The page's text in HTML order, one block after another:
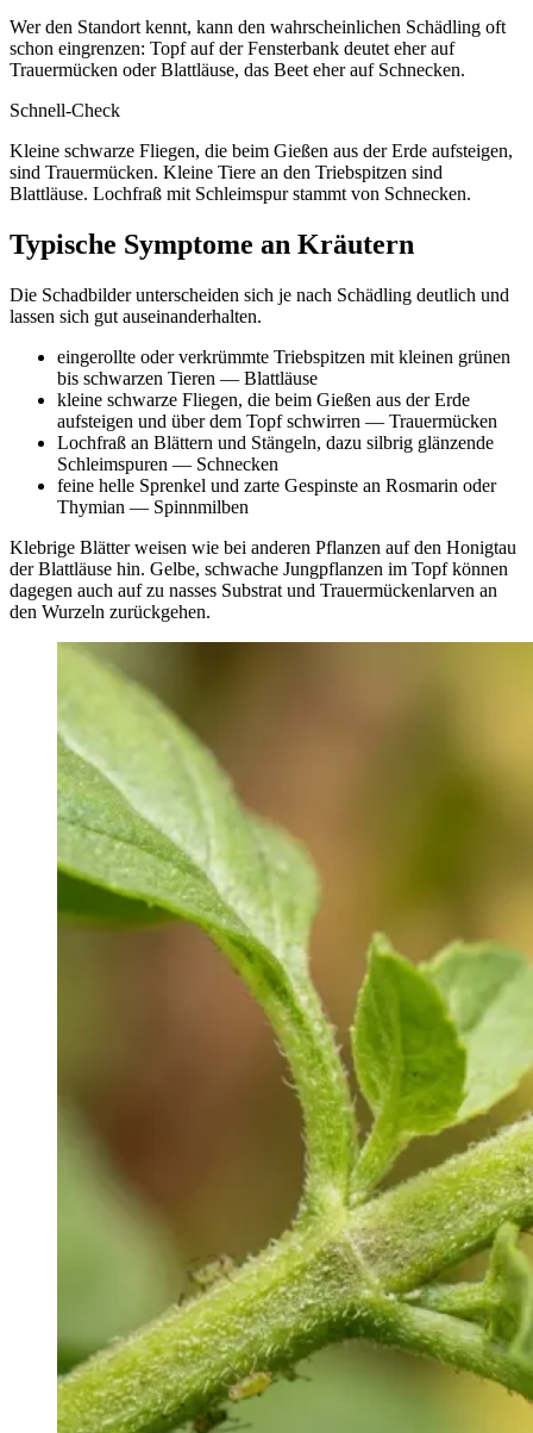
Wer den Standort kennt, kann den wahrscheinlichen Schädling oft
schon eingrenzen: Topf auf der Fensterbank deutet eher auf
Trauermücken oder Blattläuse, das Beet eher auf Schnecken.
Schnell-Check
Kleine schwarze Fliegen, die beim Gießen aus der Erde aufsteigen,
sind Trauermücken. Kleine Tiere an den Triebspitzen sind
Blattläuse. Lochfraß mit Schleimspur stammt von Schnecken.
Typische Symptome an Kräutern
Die Schadbilder unterscheiden sich je nach Schädling deutlich und
lassen sich gut auseinanderhalten.
eingerollte oder verkrümmte Triebspitzen mit kleinen grünen
bis schwarzen Tieren — Blattläuse
kleine schwarze Fliegen, die beim Gießen aus der Erde
aufsteigen und über dem Topf schwirren — Trauermücken
Lochfraß an Blättern und Stängeln, dazu silbrig glänzende
Schleimspuren — Schnecken
feine helle Sprenkel und zarte Gespinste an Rosmarin oder
Thymian — Spinnmilben
Klebrige Blätter weisen wie bei anderen Pflanzen auf den Honigtau
der Blattläuse hin. Gelbe, schwache Jungpflanzen im Topf können
dagegen auch auf zu nasses Substrat und Trauermückenlarven an
den Wurzeln zurückgehen.